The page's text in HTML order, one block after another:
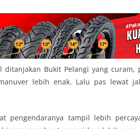
ditanjakan Bukit Pelangi yang curam,
lebih enak. Lalu pas lewat
pengendaranya tampil lebih